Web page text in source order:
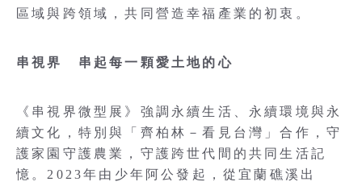
區域與跨領域，共同營造幸福產業的初衷。
串視界 串起每一顆愛土地的心
《串視界微型展》強調永續生活、永續環境與永
續文化，特別與「齊柏林－看見台灣」合作，守
護家園守護農業，守護跨世代間的共同生活記
憶。2023年由少年阿公發起，從宜蘭礁溪出